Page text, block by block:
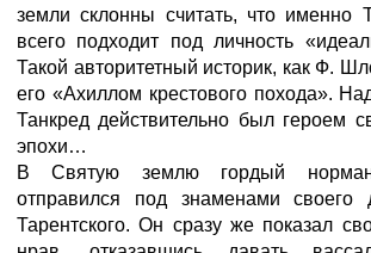
земли склонны считать, что именно
всего подходит под личность
Такой авторитетный историк, как Ф.
его «Ахиллом крестового похода».
Танкред действительно был героем
эпохи…
В Святую землю гордый
отправился под знаменами своего
Тарентского. Он сразу же показал